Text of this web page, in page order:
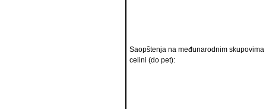
Saopštenja na međunarodnim skupovima
celini (do pet):